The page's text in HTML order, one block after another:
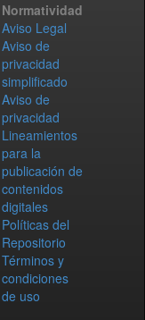
Normatividad
Aviso Legal
Aviso de
privacidad
simplificado
Aviso de
privacidad
Lineamientos
para la
publicación de
contenidos
digitales
Políticas del
Repositorio
Términos y
condiciones
de uso